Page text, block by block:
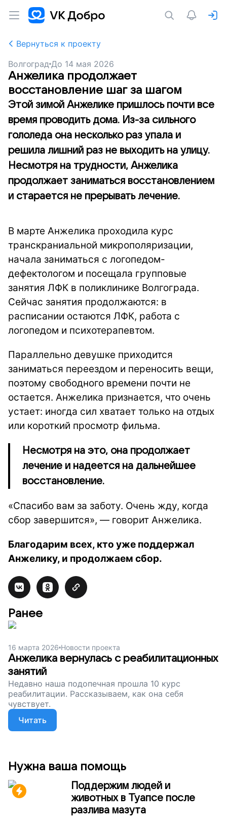
Вернуться к проекту
Волгоград До 14 мая 2026
Анжелика продолжает
восстановление шаг за шагом
Этой зимой Анжелике пришлось почти все
время проводить дома. Из-за сильного
гололеда она несколько раз упала и
решила лишний раз не выходить на улицу.
Несмотря на трудности, Анжелика
продолжает заниматься восстановлением
и старается не прерывать лечение.
В марте Анжелика проходила курс
транскраниальной микрополяризации,
начала заниматься с логопедом-
дефектологом и посещала групповые
занятия ЛФК в поликлинике Волгограда.
Сейчас занятия продолжаются: в
расписании остаются ЛФК, работа с
логопедом и психотерапевтом.
Параллельно девушке приходится
заниматься переездом и переносить вещи,
поэтому свободного времени почти не
остается. Анжелика признается, что очень
устает: иногда сил хватает только на отдых
или короткий просмотр фильма.
Несмотря на это, она продолжает
лечение и надеется на дальнейшее
восстановление.
«Спасибо вам за заботу. Очень жду, когда
сбор завершится», — говорит Анжелика.
Благодарим всех, кто уже поддержал
Анжелику, и продолжаем сбор.
Ранее
16 марта 2026 Новости проекта
Анжелика вернулась с реабилитационных
занятий
Недавно наша подопечная прошла 10 курс
реабилитации. Рассказываем, как она себя
чувствует.
Читать
Нужна ваша помощь
Поддержим людей и
животных в Туапсе после
разлива мазута